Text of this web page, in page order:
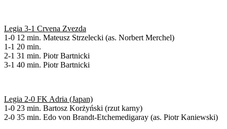
Legia 3-1 Crvena Zvezda
1-0 12 min. Mateusz Strzelecki (as. Norbert Merchel)
1-1 20 min.
2-1 31 min. Piotr Bartnicki
3-1 40 min. Piotr Bartnicki
Legia 2-0 FK Adria (Japan)
1-0 23 min. Bartosz Korżyński (rzut karny)
2-0 35 min. Edo von Brandt-Etchemedigaray (as. Piotr Kaniewski)